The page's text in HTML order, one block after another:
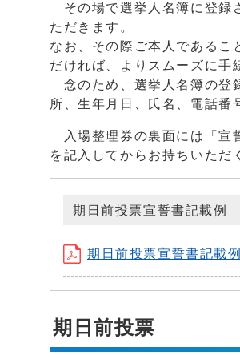
その場で選挙人名簿に登録
ただきます。
なお、その際ご本人であるこ
だければ、よりスムーズに手
念のため、選挙人名簿の登
所、生年月日、氏名、電話番
入場整理券の裏面には「宣
を記入してからお持ちいただ
期日前投票宣誓書記載例
期日前投票宣誓書記載
期日前投票